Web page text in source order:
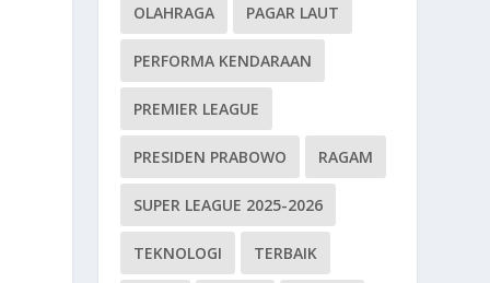
OLAHRAGA PAGAR LAUT
PERFORMA KENDARAAN
PREMIER LEAGUE
PRESIDEN PRABOWO RAGAM
SUPER LEAGUE 2025-2026
TEKNOLOGI TERBAIK